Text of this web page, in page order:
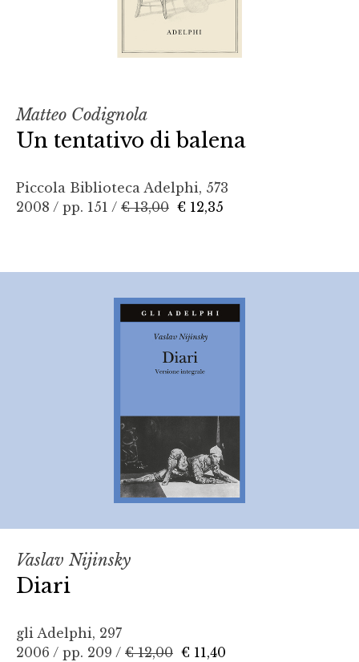
Matteo Codignola
Un tentativo di balena
Piccola Biblioteca Adelphi, 573
2008 / pp. 151 / € 13,00 € 12,35
Vaslav Nijinsky
Diari
gli Adelphi, 297
2006 / pp. 209 / € 12,00 € 11,40